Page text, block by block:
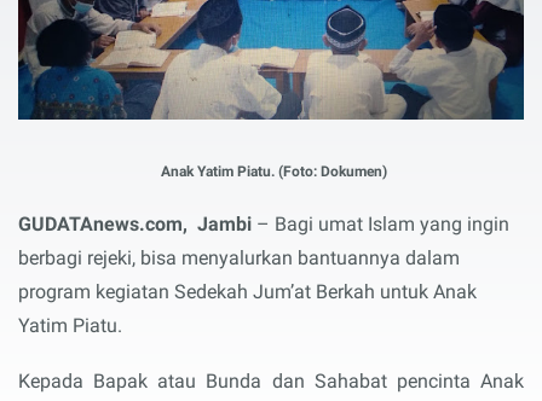
Anak Yatim Piatu. (Foto: Dokumen)
GUDATAnews.com, Jambi – Bagi umat Islam yang ingin
berbagi rejeki, bisa menyalurkan bantuannya dalam
program kegiatan Sedekah Jum’at Berkah untuk Anak
Yatim Piatu.
Kepada Bapak atau Bunda dan Sahabat pencinta Anak